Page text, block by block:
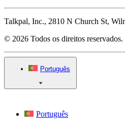
Talkpal, Inc., 2810 N Church St,
© 2026 Todos os direitos reservados.
Português
Português